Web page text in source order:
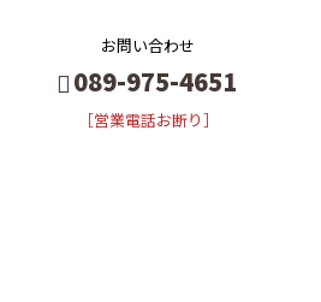
お問い合わせ
089-975-4651
［営業電話お断り］